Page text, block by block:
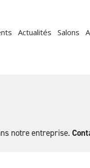
Actualités Salons
notre entreprise.